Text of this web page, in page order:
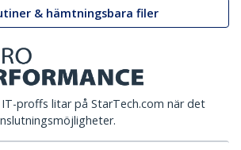
& hämtningsbara filer
IT-proffs litar på StarTech.com när det